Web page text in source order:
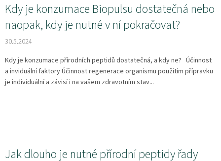
Kdy je konzumace Biopulsu dostatečná nebo
naopak, kdy je nutné v ní pokračovat?
30.5.2024
Kdy je konzumace přírodních peptidů dostatečná, a kdy ne? Účinnost
a inviduální faktory Účinnost regenerace organismu použitím přípravku
je individuální a závisí i na vašem zdravotním stav...
Jak dlouho je nutné přírodní peptidy řady